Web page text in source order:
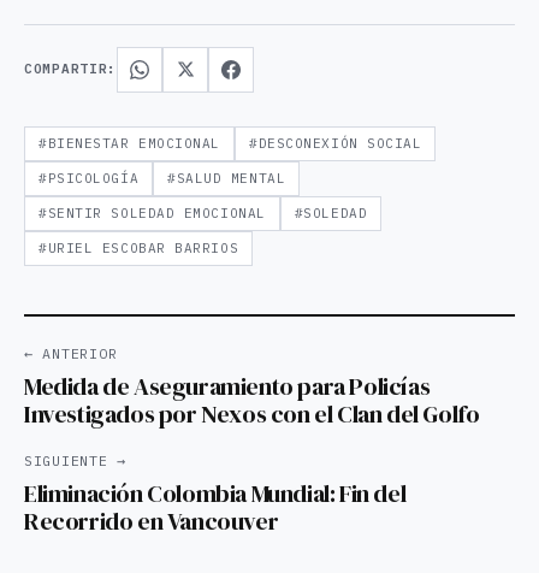
COMPARTIR:
#BIENESTAR EMOCIONAL #DESCONEXIÓN SOCIAL
#PSICOLOGÍA #SALUD MENTAL
#SENTIR SOLEDAD EMOCIONAL #SOLEDAD
#URIEL ESCOBAR BARRIOS
← ANTERIOR
Medida de Aseguramiento para Policías
Investigados por Nexos con el Clan del Golfo
SIGUIENTE →
Eliminación Colombia Mundial: Fin del
Recorrido en Vancouver